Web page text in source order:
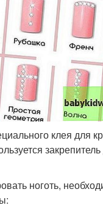
клея для
ноготь,